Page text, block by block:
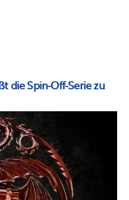
die Spin-Off-Serie zu